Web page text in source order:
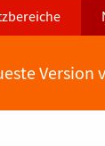
Version